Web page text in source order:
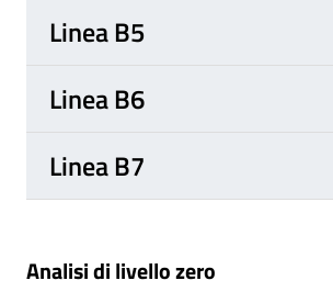
Linea B5
Linea B6
Linea B7
Analisi di livello zero